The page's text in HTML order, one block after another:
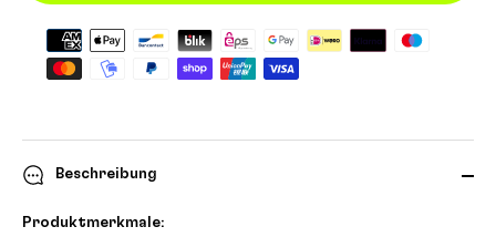
Beschreibung
Produktmerkmale: